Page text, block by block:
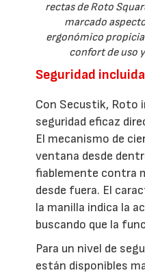
rectas de Roto
marcado
ergonómico
confort de uso
Seguridad incluida
Con Secustik, Roto
seguridad eficaz
El mecanismo de
ventana desde
fiablemente contra
desde fuera. El
la manilla indica la
buscando que la
Para un nivel de
están disponibles